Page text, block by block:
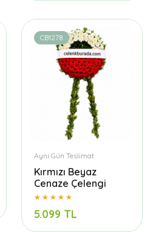
CB1278
Aynı Gün Teslimat
Kırmızı Beyaz
Cenaze Çelengi
5.099 TL